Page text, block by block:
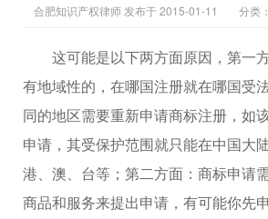
合肥知识产权律师 发布于 2015-01-11 分类：
这可能是以下两方面原因，第一
有地域性的，在哪国注册就在哪国受
同的地区需要重新申请商标注册，如
申请，其受保护范围就只能在中国大
港、澳、台等；第二方面：商标申请
商品和服务来提出申请，有可能你先